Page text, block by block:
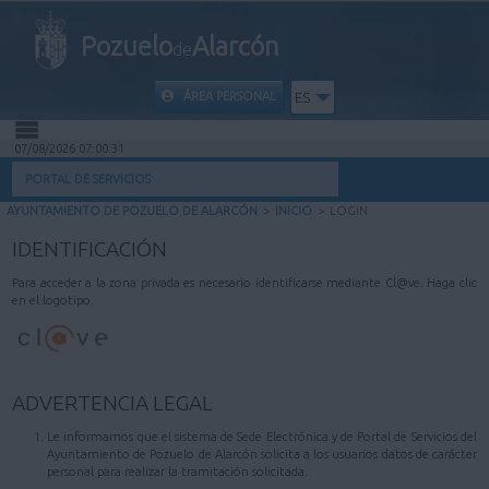
PozuelodeAlarcón
ÁREA PERSONAL ES
INICIO
MI CARPETA
INFORMACIÓN MUNICIPAL
AYUDA
07/08/2026 07:00:31
PORTAL DE SERVICIOS
AYUNTAMIENTO DE POZUELO DE ALARCÓN > INICIO > LOGIN
IDENTIFICACIÓN
Para acceder a la zona privada es necesario identificarse mediante Cl@ve. Haga clic
en el logotipo.
ADVERTENCIA LEGAL
Le informamos que el sistema de Sede Electrónica y de Portal de Servicios del
Ayuntamiento de Pozuelo de Alarcón solicita a los usuarios datos de carácter
personal para realizar la tramitación solicitada.